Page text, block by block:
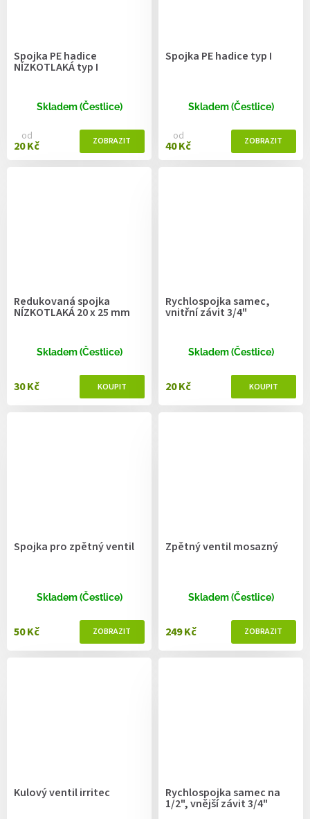
Spojka PE hadice
NÍZKOTLAKÁ typ I
Skladem (Čestlice)
od
20 Kč
Spojka PE hadice typ I
Skladem (Čestlice)
od
40 Kč
Redukovaná spojka
NÍZKOTLAKÁ 20 x 25 mm
Skladem (Čestlice)
30 Kč
Rychlospojka samec,
vnitřní závit 3/4"
Skladem (Čestlice)
20 Kč
Spojka pro zpětný ventil
Skladem (Čestlice)
50 Kč
Zpětný ventil mosazný
Skladem (Čestlice)
249 Kč
Kulový ventil irritec Rychlospojka samec na
1/2", vnější závit 3/4"